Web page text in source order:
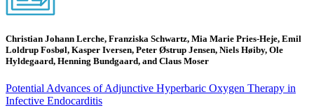
Christian Johann Lerche, Franziska Schwartz, Mia Marie Pries-Heje, Emil
Loldrup Fosbøl, Kasper Iversen, Peter Østrup Jensen, Niels Høiby, Ole
Hyldegaard, Henning Bundgaard, and Claus Moser
Potential Advances of Adjunctive Hyperbaric Oxygen Therapy in
Infective Endocarditis